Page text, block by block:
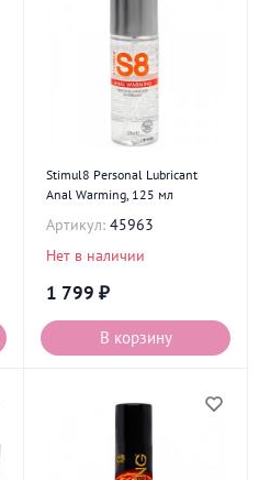
Stimul8 Personal Lubricant
Anal Warming, 125 мл
Артикул: 45963
Нет в наличии
1 799 ₽
В корзину